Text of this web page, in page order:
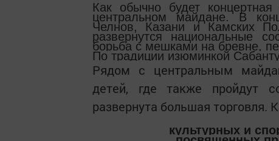
Как обычно будет
центральном майдане. В
Челнов, Казани и Камских
развернутся национальные
борьба с мешками на бревне,
По традиции изюминкой
Рядом с центральным
детей, где также пройдут
развернута большая торговля.
культурных и